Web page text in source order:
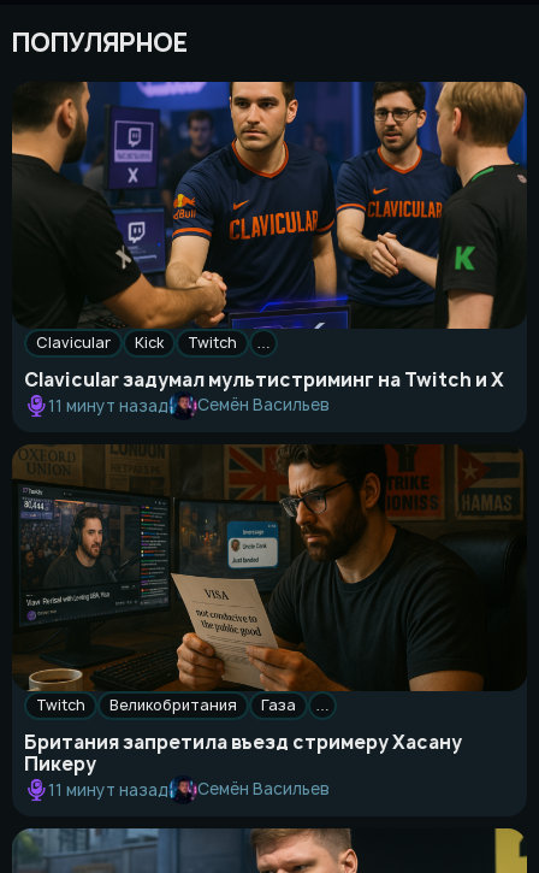
ПОПУЛЯРНОЕ
Clavicular Kick Twitch
Clavicular задумал мультистриминг на Twitch и X
11 минут назад Семён Васильев
Twitch Великобритания Газа
Британия запретила въезд стримеру Хасану
Пикеру
11 минут назад Семён Васильев